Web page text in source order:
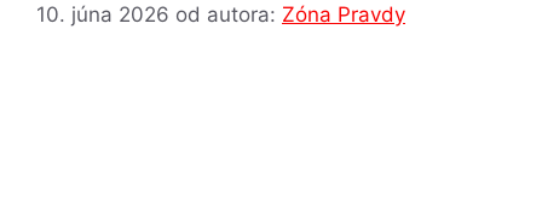
10. júna 2026 od autora: Zóna Pravdy